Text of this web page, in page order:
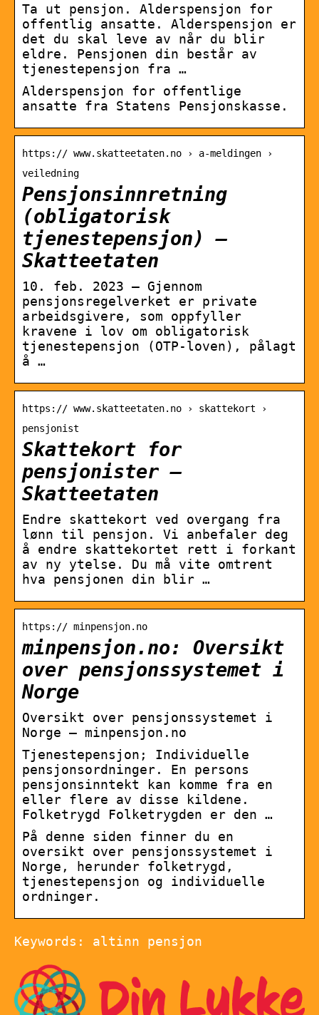
Ta ut pensjon. Alderspensjon for
offentlig ansatte. Alderspensjon er
det du skal leve av når du blir
eldre. Pensjonen din består av
tjenestepensjon fra …
Alderspensjon for offentlige
ansatte fra Statens Pensjonskasse.
https:// www.skatteetaten.no › a-meldingen ›
veiledning
Pensjonsinnretning
(obligatorisk
tjenestepensjon) –
Skatteetaten
10. feb. 2023 — Gjennom
pensjonsregelverket er private
arbeidsgivere, som oppfyller
kravene i lov om obligatorisk
tjenestepensjon (OTP-loven), pålagt
å …
https:// www.skatteetaten.no › skattekort ›
pensjonist
Skattekort for
pensjonister –
Skatteetaten
Endre skattekort ved overgang fra
lønn til pensjon. Vi anbefaler deg
å endre skattekortet rett i forkant
av ny ytelse. Du må vite omtrent
hva pensjonen din blir …
https:// minpensjon.no
minpensjon.no: Oversikt
over pensjonssystemet i
Norge
Oversikt over pensjonssystemet i
Norge – minpensjon.no
Tjenestepensjon; Individuelle
pensjonsordninger. En persons
pensjonsinntekt kan komme fra en
eller flere av disse kildene.
Folketrygd Folketrygden er den …
På denne siden finner du en
oversikt over pensjonssystemet i
Norge, herunder folketrygd,
tjenestepensjon og individuelle
ordninger.
Keywords: altinn pensjon